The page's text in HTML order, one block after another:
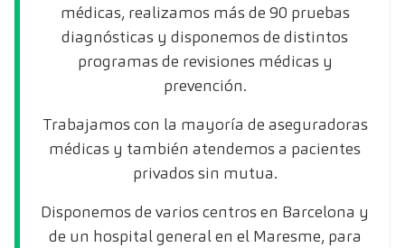
médicas, realizamos más de 90 pruebas
diagnósticas y disponemos de distintos
programas de revisiones médicas y
prevención.
Trabajamos con la mayoría de aseguradoras
médicas y también atendemos a pacientes
privados sin mutua.
Disponemos de varios centros en Barcelona y
de un hospital general en el Maresme, para